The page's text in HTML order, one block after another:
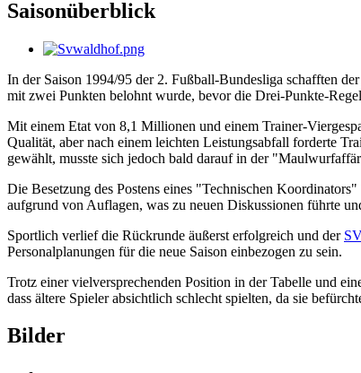
Saisonüberblick
In der Saison 1994/95 der 2. Fußball-Bundesliga schafften der
mit zwei Punkten belohnt wurde, bevor die Drei-Punkte-
Mit einem Etat von 8,1 Millionen und einem Trainer-
Qualität, aber nach einem leichten Leistungsabfall forderte
gewählt, musste sich jedoch bald darauf in der
Die Besetzung des Postens eines "Technischen
aufgrund von Auflagen, was zu neuen Diskussionen führte
Sportlich verlief die Rückrunde äußerst erfolgreich und der
Personalplanungen für die neue Saison einbezogen zu sein.
Trotz einer vielversprechenden Position in der Tabelle und
dass ältere Spieler absichtlich schlecht spielten, da sie
Bilder